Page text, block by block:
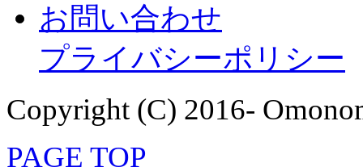
お問い合わせ
プライバシーポリシー
Copyright (C) 2016-
PAGE TOP